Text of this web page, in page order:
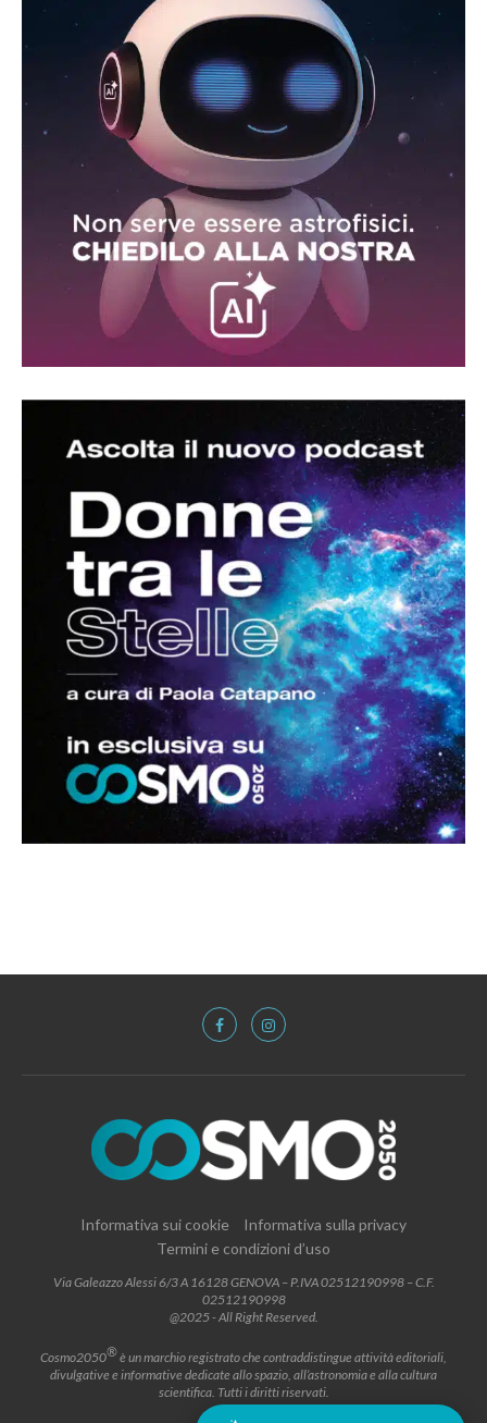
Informativa sui cookie
Informativa sulla privacy
Termini e condizioni d’uso
Via Galeazzo Alessi 6/3 A 16128 GENOVA – P.IVA 02512190998 – C.F.
02512190998
@2025 - All Right Reserved.
Cosmo2050®è un marchio registrato che contraddistingue attività editoriali,
divulgative e informative dedicate allo spazio, all’astronomia e alla cultura
scientifica. Tutti i diritti riservati.